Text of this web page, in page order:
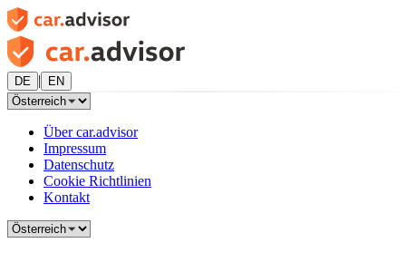
DE | EN
Über car.advisor
Impressum
Datenschutz
Cookie Richtlinien
Kontakt